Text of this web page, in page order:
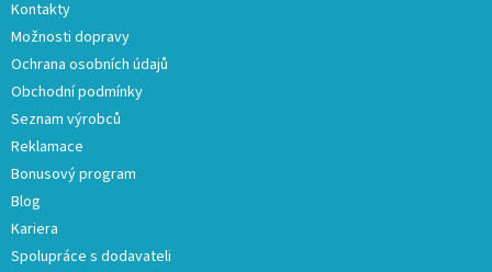
Kontakty
Možnosti dopravy
Ochrana osobních údajů
Obchodní podmínky
Seznam výrobců
Reklamace
Bonusový program
Blog
Kariera
Spolupráce s dodavateli